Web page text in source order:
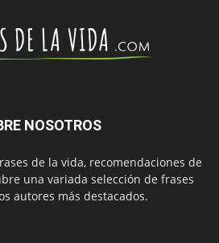
NOSOTROS
de la vida, recomendaciones de
una variada selección de frases
autores más destacados.